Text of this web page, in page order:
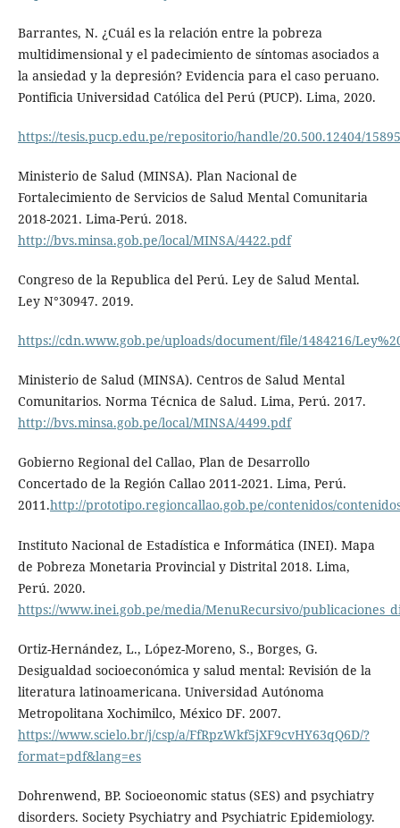
Barrantes, N. ¿Cuál es la relación entre la pobreza
multidimensional y el padecimiento de síntomas asociados a
la ansiedad y la depresión? Evidencia para el caso peruano.
Pontificia Universidad Católica del Perú (PUCP). Lima, 2020.
https://tesis.pucp.edu.pe/repositorio/handle/20.500.12404/
Ministerio de Salud (MINSA). Plan Nacional de
Fortalecimiento de Servicios de Salud Mental Comunitaria
2018-2021. Lima-Perú. 2018.
http://bvs.minsa.gob.pe/local/MINSA/4422.pdf
Congreso de la Republica del Perú. Ley de Salud Mental.
Ley N°30947. 2019.
https://cdn.www.gob.pe/uploads/document/file/1484216/
Ministerio de Salud (MINSA). Centros de Salud Mental
Comunitarios. Norma Técnica de Salud. Lima, Perú. 2017.
http://bvs.minsa.gob.pe/local/MINSA/4499.pdf
Gobierno Regional del Callao, Plan de Desarrollo
Concertado de la Región Callao 2011-2021. Lima, Perú.
2011.http://prototipo.regioncallao.gob.pe/contenidos/
Instituto Nacional de Estadística e Informática (INEI). Mapa
de Pobreza Monetaria Provincial y Distrital 2018. Lima,
Perú. 2020.
https://www.inei.gob.pe/media/MenuRecursivo/
Ortiz-Hernández, L., López-Moreno, S., Borges, G.
Desigualdad socioeconómica y salud mental: Revisión de la
literatura latinoamericana. Universidad Autónoma
Metropolitana Xochimilco, México DF. 2007.
https://www.scielo.br/j/csp/a/FfRpzWkf5jXF9cvHY63qQ6D/?
format=pdf&lang=es
Dohrenwend, BP. Socioeonomic status (SES) and psychiatry
disorders. Society Psychiatry and Psychiatric Epidemiology.